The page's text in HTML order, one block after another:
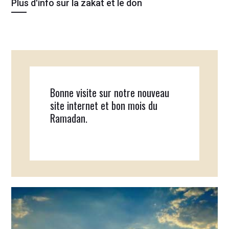
Plus d'info sur la zakat et le don
Bonne visite sur notre nouveau
site internet et bon mois du
Ramadan.